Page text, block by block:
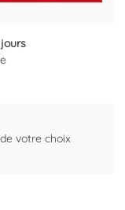
votre choix